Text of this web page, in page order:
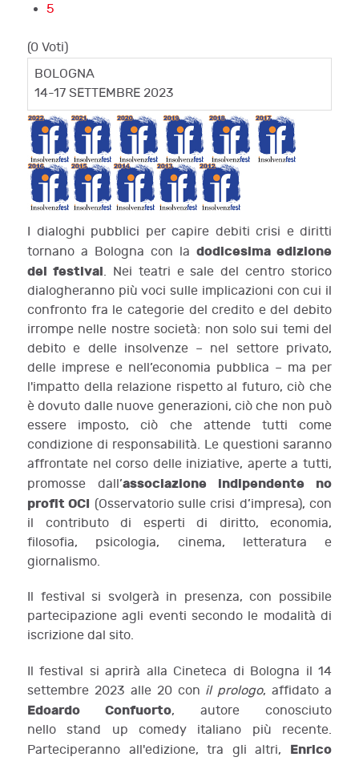
5
(0 Voti)
BOLOGNA
14-17 SETTEMBRE 2023
I dialoghi pubblici per capire debiti crisi e diritti
tornano a Bologna con la dodicesima edizione
del festival. Nei teatri e sale del centro storico
dialogheranno più voci sulle implicazioni con cui il
confronto fra le categorie del credito e del debito
irrompe nelle nostre società: non solo sui temi del
debito e delle insolvenze – nel settore privato,
delle imprese e nell’economia pubblica – ma per
l'impatto della relazione rispetto al futuro, ciò che
è dovuto dalle nuove generazioni, ciò che non può
essere imposto, ciò che attende tutti come
condizione di responsabilità. Le questioni saranno
affrontate nel corso delle iniziative, aperte a tutti,
promosse dall’associazione indipendente no
profit OCI (Osservatorio sulle crisi d’impresa), con
il contributo di esperti di diritto, economia,
filosofia, psicologia, cinema, letteratura e
giornalismo.
Il festival si svolgerà in presenza, con possibile
partecipazione agli eventi secondo le modalità di
iscrizione dal sito.
Il festival si aprirà alla Cineteca di Bologna il 14
settembre 2023 alle 20 con il prologo, affidato a
Edoardo Confuorto, autore conosciuto
nello stand up comedy italiano più recente.
Parteciperanno all'edizione, tra gli altri, Enrico